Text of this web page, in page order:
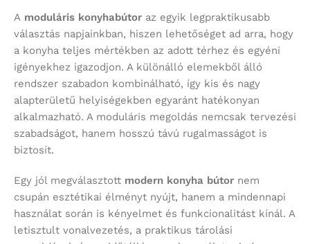
A moduláris konyhabútor az egyik legpraktikusabb
választás napjainkban, hiszen lehetőséget ad arra, hogy
a konyha teljes mértékben az adott térhez és egyéni
igényekhez igazodjon. A különálló elemekből álló
rendszer szabadon kombinálható, így kis és nagy
alapterületű helyiségekben egyaránt hatékonyan
alkalmazható. A moduláris megoldás nemcsak tervezési
szabadságot, hanem hosszú távú rugalmasságot is
biztosít.
Egy jól megválasztott modern konyha bútor nem
csupán esztétikai élményt nyújt, hanem a mindennapi
használat során is kényelmet és funkcionalitást kínál. A
letisztult vonalvezetés, a praktikus tárolási